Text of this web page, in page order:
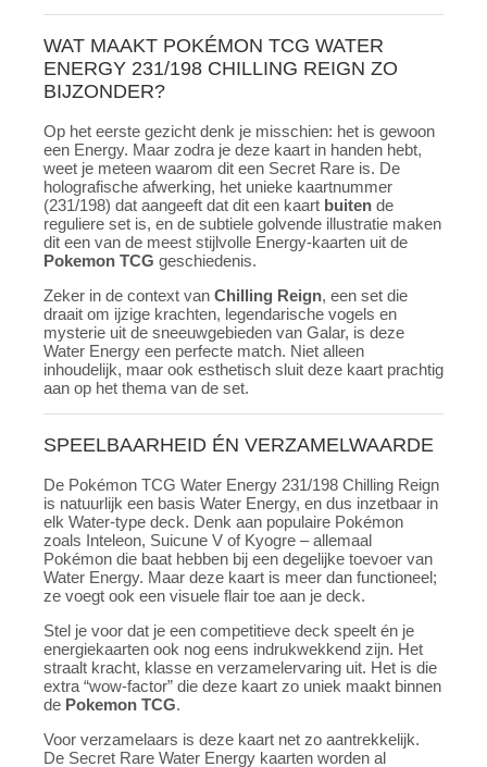
WAT MAAKT POKÉMON TCG WATER
ENERGY 231/198 CHILLING REIGN ZO
BIJZONDER?
Op het eerste gezicht denk je misschien: het is gewoon
een Energy. Maar zodra je deze kaart in handen hebt,
weet je meteen waarom dit een Secret Rare is. De
holografische afwerking, het unieke kaartnummer
(231/198) dat aangeeft dat dit een kaart buiten de
reguliere set is, en de subtiele golvende illustratie maken
dit een van de meest stijlvolle Energy-kaarten uit de
Pokemon TCG geschiedenis.
Zeker in de context van Chilling Reign, een set die
draait om ijzige krachten, legendarische vogels en
mysterie uit de sneeuwgebieden van Galar, is deze
Water Energy een perfecte match. Niet alleen
inhoudelijk, maar ook esthetisch sluit deze kaart prachtig
aan op het thema van de set.
SPEELBAARHEID ÉN VERZAMELWAARDE
De Pokémon TCG Water Energy 231/198 Chilling Reign
is natuurlijk een basis Water Energy, en dus inzetbaar in
elk Water-type deck. Denk aan populaire Pokémon
zoals Inteleon, Suicune V of Kyogre – allemaal
Pokémon die baat hebben bij een degelijke toevoer van
Water Energy. Maar deze kaart is meer dan functioneel;
ze voegt ook een visuele flair toe aan je deck.
Stel je voor dat je een competitieve deck speelt én je
energiekaarten ook nog eens indrukwekkend zijn. Het
straalt kracht, klasse en verzamelervaring uit. Het is die
extra “wow-factor” die deze kaart zo uniek maakt binnen
de Pokemon TCG.
Voor verzamelaars is deze kaart net zo aantrekkelijk.
De Secret Rare Water Energy kaarten worden al